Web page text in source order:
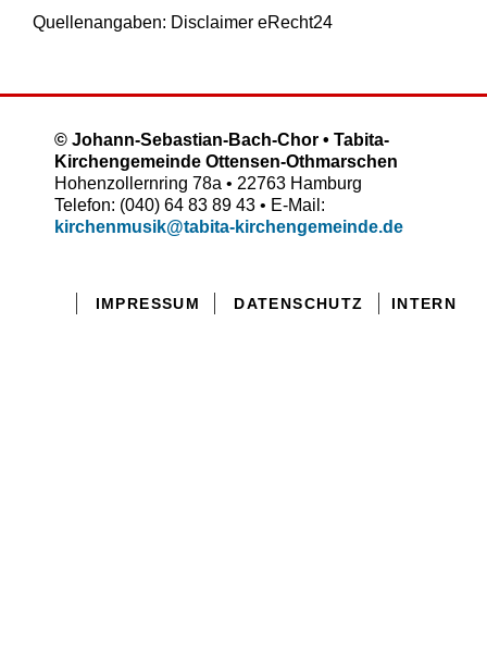
Quellenangaben: Disclaimer eRecht24
© Johann-Sebastian-Bach-Chor • Tabita-
Kirchengemeinde Ottensen-Othmarschen
Hohenzollernring 78a • 22763 Hamburg
Telefon: (040) 64 83 89 43 • E-Mail:
kirchenmusik@tabita-kirchengemeinde.de
IMPRESSUM DATENSCHUTZ INTERN